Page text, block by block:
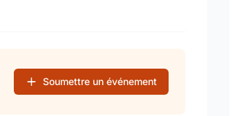
Soumettre un événement